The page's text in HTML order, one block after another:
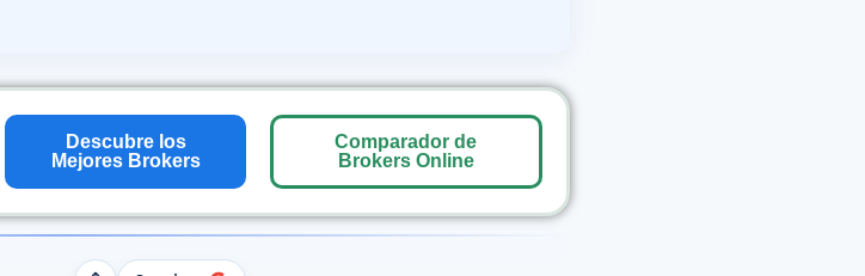
Descubre los
Mejores Brokers
Comparador de
Brokers Online